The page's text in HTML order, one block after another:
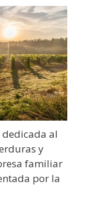
dedicada al
y
familiar
por la